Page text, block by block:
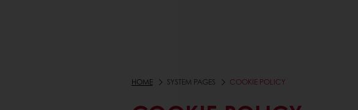
HOME SYSTEM PAGES COOKIE POLICY